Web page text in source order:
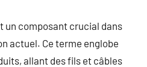
un composant crucial dans
actuel. Ce terme englobe
allant des fils et câbles